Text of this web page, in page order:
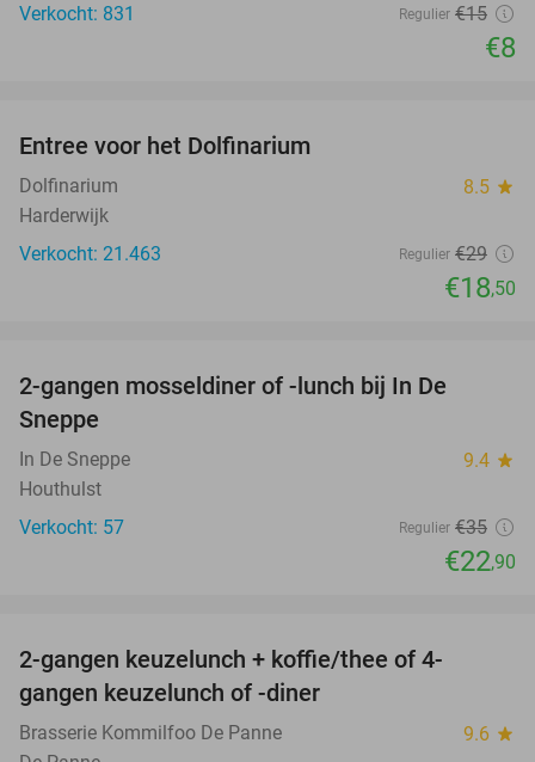
Verkocht: 831
Regulier €15
€8
Entree voor het Dolfinarium
Dolfinarium 8.5 star
Harderwijk
Verkocht: 21.463
Regulier €29
€18,50
2-gangen mosseldiner of -lunch bij In De
Sneppe
In De Sneppe 9.4 star
Houthulst
Verkocht: 57
Regulier €35
€22,90
2-gangen keuzelunch + koffie/thee of 4-
gangen keuzelunch of -diner
Brasserie Kommilfoo De Panne 9.6 star